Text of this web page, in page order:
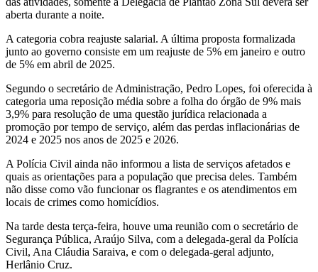
aberta durante a noite.
A categoria cobra reajuste salarial. A última proposta formalizada
junto ao governo consiste em um reajuste de 5% em janeiro e outro
de 5% em abril de 2025.
Segundo o secretário de Administração, Pedro Lopes, foi oferecida à
categoria uma reposição média sobre a folha do órgão de 9% mais
3,9% para resolução de uma questão jurídica relacionada a
promoção por tempo de serviço, além das perdas inflacionárias de
2024 e 2025 nos anos de 2025 e 2026.
A Polícia Civil ainda não informou a lista de serviços afetados e
quais as orientações para a população que precisa deles. Também
não disse como vão funcionar os flagrantes e os atendimentos em
locais de crimes como homicídios.
Na tarde desta terça-feira, houve uma reunião com o secretário de
Segurança Pública, Araújo Silva, com a delegada-geral da Polícia
Civil, Ana Cláudia Saraiva, e com o delegada-geral adjunto,
Herlânio Cruz.